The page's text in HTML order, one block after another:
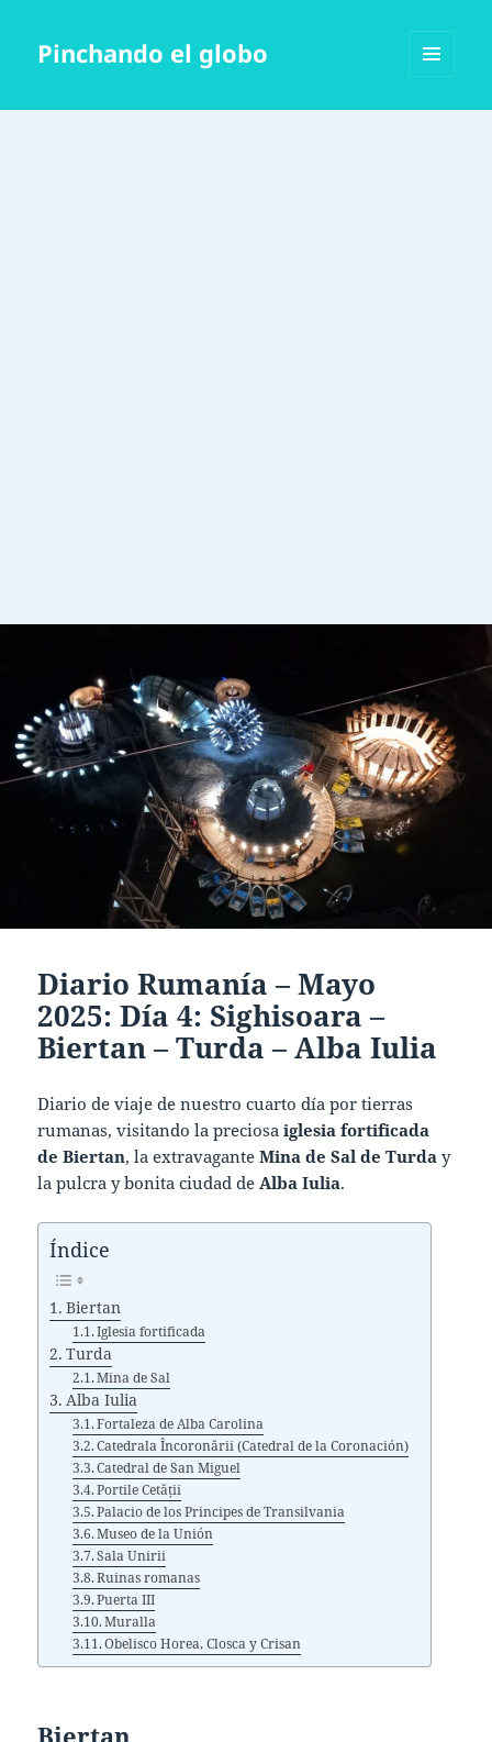
Pinchando el globo
Diario Rumanía – Mayo
2025: Día 4: Sighisoara –
Biertan – Turda – Alba Iulia
Diario de viaje de nuestro cuarto día por tierras
rumanas, visitando la preciosaiglesia fortificada
de Biertan, la extravaganteMina de Sal de Turda y
la pulcra y bonita ciudad de Alba Iulia.
Índice
Biertan
Iglesia fortificada
Turda
Mina de Sal
Alba Iulia
Fortaleza de Alba Carolina
Catedrala Încoronării (Catedral de la Coronación)
Catedral de San Miguel
Portile Cetății
Palacio de los Principes de Transilvania
Museo de la Unión
Sala Unirii
Ruinas romanas
Puerta III
Muralla
Obelisco Horea, Closca y Crisan
Biertan